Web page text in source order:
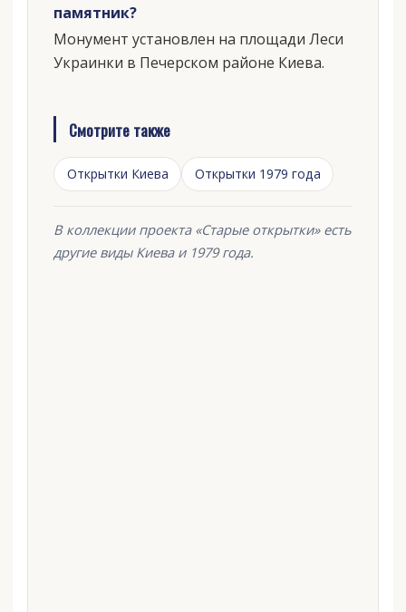
памятник?
Монумент установлен на площади Леси
Украинки в Печерском районе Киева.
Смотрите также
Открытки Киева Открытки 1979 года
В коллекции проекта «Старые открытки» есть
другие виды Киева и 1979 года.